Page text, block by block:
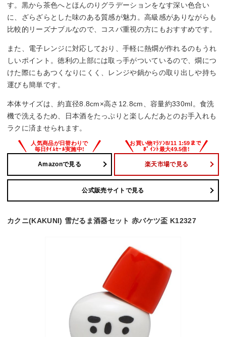
す。黒から茶色へとほんのりグラデーションをなす深い色合い
に、ざらざらとした味のある質感が魅力。高級感がありながらも
比較的リーズナブルなので、コスパ重視の方にもおすすめです。
また、電子レンジに対応しており、手軽に熱燗が作れるのもうれ
しいポイント。徳利の上部には取っ手がついているので、燗につ
けた際にもあつくなりにくく、レンジや鍋からの取り出しや持ち
運びも簡単です。
本体サイズは、約直径8.8cm×高さ12.8cm、容量約330ml。食洗
機で洗えるため、日本酒をたっぷりと楽しんだあとのお手入れも
ラクに済ませられます。
Amazonで見る 楽天市場で見る
公式販売サイトで見る
カクニ(KAKUNI) 雪だるま酒器セット 赤バケツ盃 K12327